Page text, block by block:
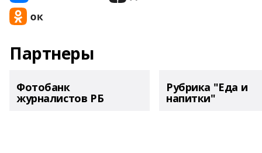
Партнеры
Фотобанк
журналистов РБ
Рубрика "Еда и
напитки"